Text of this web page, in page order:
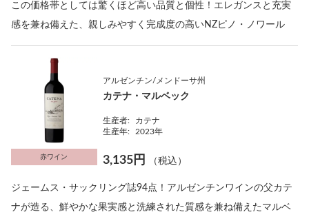
この価格帯としては驚くほど高い品質と個性！エレガンスと充実
感を兼ね備えた、親しみやすく完成度の高いNZピノ・ノワール
赤ワイン
アルゼンチン/メンドーサ州
カテナ・マルベック
生産者:
カテナ
生産年:
2023年
3,135円 （税込）
ジェームス・サックリング誌94点！アルゼンチンワインの父カテ
ナが造る、鮮やかな果実感と洗練された質感を兼ね備えたマルベ